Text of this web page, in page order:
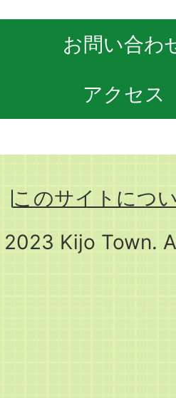
お問い合わ
アクセス
このサイトにつ
Kijo Town.